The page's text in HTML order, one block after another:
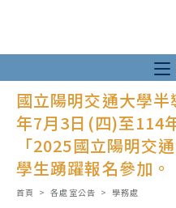
至
主
內
國立陽明交通大學
年7月3日(四)至114
「2025國立陽明交
學生踴躍報名參加。
首頁 > 各處室公告 > 學務處